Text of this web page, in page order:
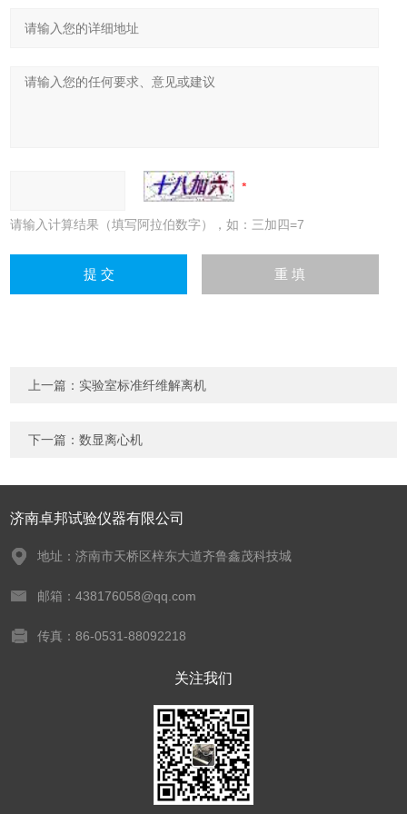
请输入计算结果（填写阿拉伯数字），如：三加四=7
上一篇： 实验室标准纤维解离机
下一篇：数显离心机
济南卓邦试验仪器有限公司
地址：济南市天桥区梓东大道齐鲁鑫茂科技城
邮箱：438176058@qq.com
传真：86-0531-88092218
关注我们